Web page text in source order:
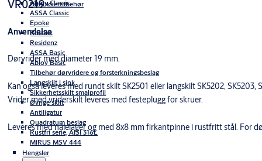
Dørlukkertilbehør
Abloy Classic
ASSA Classic
Epoke
Rustikk
Residenz
ASSA Basic
Abloy Basic
Tilbehør dørvridere og forsterkningsbeslag
Langskilt i sink
Sikkerhetsskilt smalprofil
Øvrige skilt
Antiligatur
Quadratum beslag
Rustfri serie, AISI 316L
MIRUS MSV 444
Hengsler
VR0219
Anvendelse
Dørvrider med diameter 19 mm.
Kan også leveres med rundt skilt SK2501 eller langskilt SK5202,
Vrider med vriderskilt leveres med festeplugg for skruer.
Leveres med nålelager og med 8x8 mm firkantpinne i rustfritt stål. For